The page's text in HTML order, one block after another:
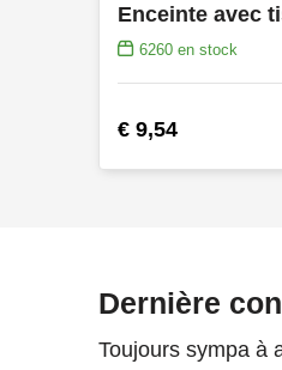
Enceinte avec
6260en stock
€ 9,54
Dernière
Toujours sympa à